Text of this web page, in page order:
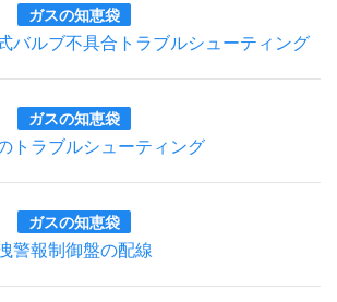
ガスの知恵袋
バルブ不具合トラブルシューティング
ガスの知恵袋
トラブルシューティング
ガスの知恵袋
警報制御盤の配線